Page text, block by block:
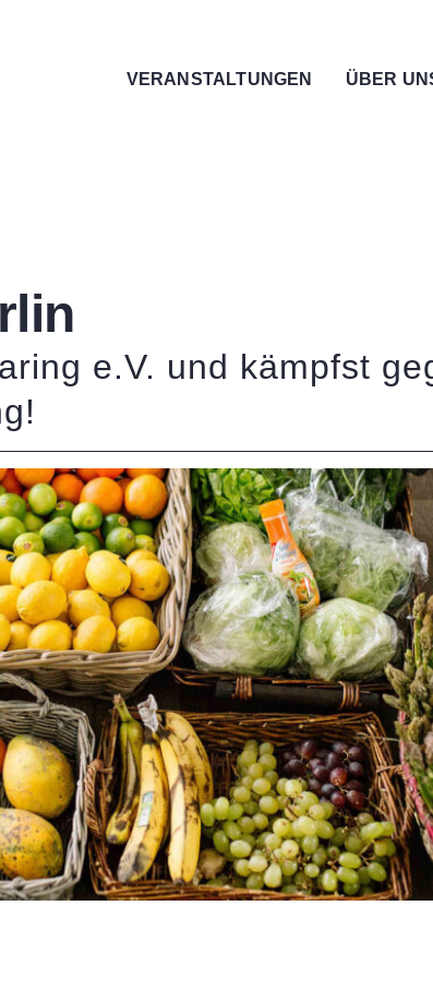
VERANSTALTUNGEN ÜBER
e.V. und kämpfst